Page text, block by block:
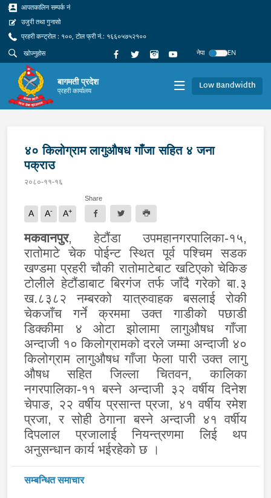
आपतकालिन सम्पर्क नं
उजुरी तथा गुनासो
प्रहरी कन्ट्रोल : १००, टोल फ्री नं.: १६६०५७५२१००
नेपा
EN
बागमती प्रदेश
प्रहरी कार्यालय Low Bandwidth
४० किलोग्राम लागुऔषध गाँजा सहित ४ जना
पक्राउ
२०८०-११-१६
A A- A+
Share
मकवानपुर, हेटौंडा उपमहानगरपालिका-१५,
रातोमाटे चेक पोईन्ट स्थित पूर्व पश्चिम सडक
खण्डमा प्रहरी चौकी रातोमाटेबाट खटिएको चेकिङ
टोलीले हेटौंडाबाट बिरगंज तर्फ जाँदै गरेको बा.३
ख.८३८२ नम्बरको यात्रुवाहक बसलाई रोकी
चेकजाँच गर्ने क्रममा उक्त गाडीको पछाडी
डिक्कीमा ४ ओटा झोलामा लागुऔषध गाँजा
अन्दाजी १० किलोग्रामको दरले जम्मा अन्दाजी ४०
किलोग्राम लागुऔषध गाँजा फेला पारी उक्त लागु
औषध सहित जिल्ला चितवन, कालिका
नगरपालिका-११ बस्ने अन्दाजी ३२ वर्षीय दिनेश
चेपाङ, २२ वर्षीय प्रसान्त प्रजा, ४१ वर्षीय रमेश
प्रजा, र सोही ठेगाना बस्ने अन्दाजी ४१ वर्षीय
दिपलाल प्रजालाई नियन्त्रणमा लिई थप
अनुसन्धान कार्य भईरहेको छ ।
सम्बन्धित समाचार